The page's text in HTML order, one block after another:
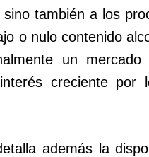
sino también a los
o nulo contenido
un
creciente por
además la